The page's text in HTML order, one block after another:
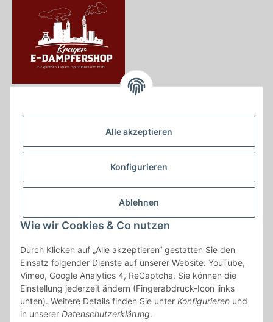
Alle akzeptieren
Konfigurieren
Ablehnen
Wie wir Cookies & Co nutzen
Durch Klicken auf „Alle akzeptieren“ gestatten Sie den
Einsatz folgender Dienste auf unserer Website: YouTube,
Vimeo, Google Analytics 4, ReCaptcha. Sie können die
Einstellung jederzeit ändern (Fingerabdruck-Icon links
unten). Weitere Details finden Sie unter Konfigurieren und
in unserer Datenschutzerklärung.
Krayerstraße 249
Tel.:0201555402
info@krayer-edampfer-shop.de
Gesetzliche Informationen
Informationen
Vertrag widerrufen
* Alle Preise inkl. gesetzlicher USt., zzgl.Versand
* gilt für Lieferungen innerhalb Deutschlands, Lieferzeiten für andere
Länder entnehmen Sie bitte der Schaltfläche mit den
Versandinformationen